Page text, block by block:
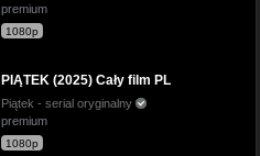
premium
1080p
PIĄTEK (2025) Cały film PL
Piątek - serial oryginalny
premium
1080p